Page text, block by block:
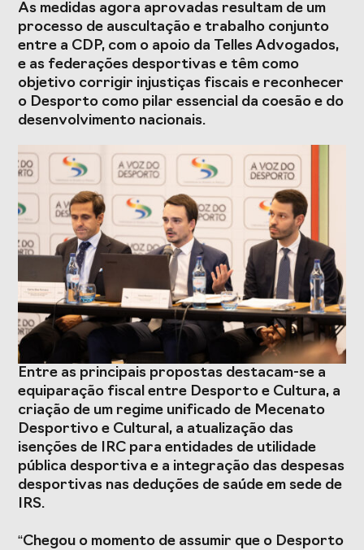
Cimeira de
Presidentes de
Federações
Desportivas
Gala do Desporto
de Portugal
Prémios Voz do
Desporto
Jogos CPLP
Nacional do
Desporto
As medidas agora aprovadas resultam de um
processo de auscultação e trabalho conjunto
entre a CDP, com o apoio da Telles Advogados,
e as federações desportivas e têm como
objetivo corrigir injustiças fiscais e reconhecer
o Desporto como pilar essencial da coesão e do
desenvolvimento nacionais.
Entre as principais propostas destacam-se a
equiparação fiscal entre Desporto e Cultura, a
criação de um regime unificado de Mecenato
Desportivo e Cultural, a atualização das
isenções de IRC para entidades de utilidade
pública desportiva e a integração das despesas
desportivas nas deduções de saúde em sede de
IRS.
“Chegou o momento de assumir que o Desporto